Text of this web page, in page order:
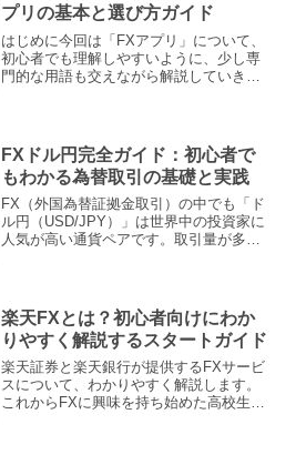
プリの基本と選び方ガイド
はじめに今回は「FXアプリ」について、
初心者でも理解しやすいように、少し専
門的な用語も交えながら解説していきま
です...
FXドル円完全ガイド：初心者で
もわかる為替取引の基礎と実践
FX（外国為替証拠金取引）の中でも「ド
ル円（USD/JPY）」は世界中の投資家に
人気が高い通貨ペアです。取引量が多
き、影響を与える要因、...
楽天FXとは？初心者向けにわか
りやすく解説するスタートガイド
楽天証券と楽天銀行が提供するFXサービ
スについて、わかりやすく解説します。
これからFXに興味を持ち始めた高校生で